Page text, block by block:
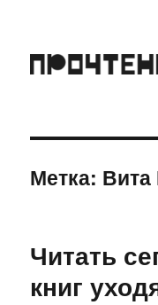
Метка:
Читать
книг